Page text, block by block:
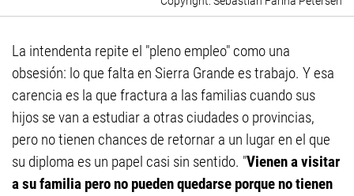
La intendenta repite el "pleno empleo" como una
obsesión: lo que falta en Sierra Grande es trabajo. Y esa
carencia es la que fractura a las familias cuando sus
hijos se van a estudiar a otras ciudades o provincias,
pero no tienen chances de retornar a un lugar en el que
su diploma es un papel casi sin sentido. "Vienen a visitar
a su familia pero no pueden quedarse porque no tienen